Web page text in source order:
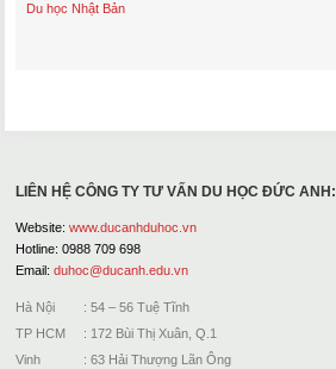
Du học Nhật Bản
LIÊN HỆ CÔNG TY TƯ VẤN DU HỌC ĐỨC ANH:
Website: www.ducanhduhoc.vn
Hotline: 0988 709 698
Email: duhoc@ducanh.edu.vn
Hà Nội : 54 – 56 Tuệ Tĩnh
TP HCM : 172 Bùi Thị Xuân, Q.1
Vinh : 63 Hải Thượng Lãn Ông